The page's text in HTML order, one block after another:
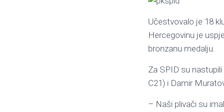
Učestvovalo je 18
Hercegovinu je
bronzanu medalju.
Za SPID su
C21) i Damir
– Naši plivači su